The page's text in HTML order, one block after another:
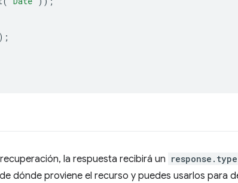
);
la respuesta recibirá un response.type
dónde proviene el recurso y puedes usarlos para